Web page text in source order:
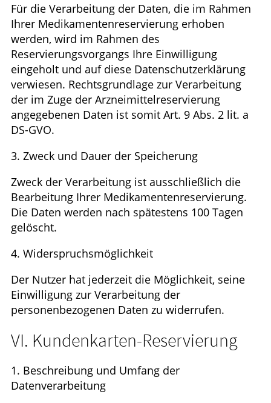
Für die Verarbeitung der Daten, die im Rahmen
Ihrer Medikamentenreservierung erhoben
werden, wird im Rahmen des
Reservierungsvorgangs Ihre Einwilligung
eingeholt und auf diese Datenschutzerklärung
verwiesen. Rechtsgrundlage zur Verarbeitung
der im Zuge der Arzneimittelreservierung
angegebenen Daten ist somit Art. 9 Abs. 2 lit. a
DS-GVO.
3. Zweck und Dauer der Speicherung
Zweck der Verarbeitung ist ausschließlich die
Bearbeitung Ihrer Medikamentenreservierung.
Die Daten werden nach spätestens 100 Tagen
gelöscht.
4. Widerspruchsmöglichkeit
Der Nutzer hat jederzeit die Möglichkeit, seine
Einwilligung zur Verarbeitung der
personenbezogenen Daten zu widerrufen.
VI. Kundenkarten-Reservierung
1. Beschreibung und Umfang der
Datenverarbeitung